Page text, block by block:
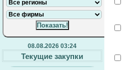
08.08.2026 03:24
Текущие закупки